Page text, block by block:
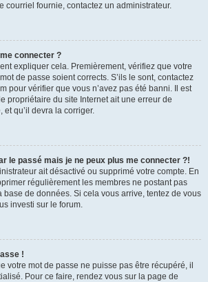
courriel fournie, contactez un administrateur.
connecter ?
expliquer cela. Premièrement, vérifiez que votre
de passe soient corrects. S’ils le sont, contactez
pour vérifier que vous n’avez pas été banni. Il est
propriétaire du site Internet ait une erreur de
qu’il devra la corriger.
le passé mais je ne peux plus me connecter ?!
ait désactivé ou supprimé votre compte. En
régulièrement les membres ne postant pas
de données. Si cela vous arrive, tentez de vous
investi sur le forum.
!
votre mot de passe ne puisse pas être récupéré, il
Pour ce faire, rendez vous sur la page de